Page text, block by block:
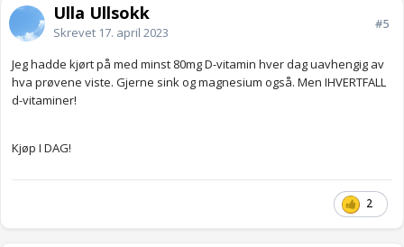
Ulla Ullsokk
Skrevet 17. april 2023
#5
Jeg hadde kjørt på med minst 80mg D-vitamin hver dag uavhengig av
hva prøvene viste. Gjerne sink og magnesium også. Men IHVERTFALL
d-vitaminer!
Kjøp I DAG!
2